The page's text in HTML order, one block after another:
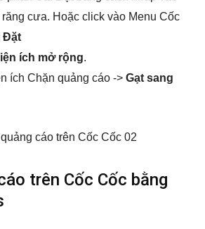
cưa. Hoặc click vào Menu Cốc
Đặt
ích mở rộng.
ích Chặn quảng cáo -> Gạt sang
trên Cốc Cốc bằng